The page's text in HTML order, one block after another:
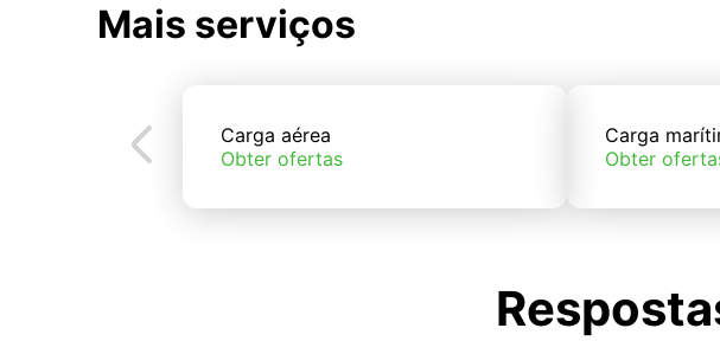
Mais serviços
Carga aérea
Obter ofertas
Carga
Obter